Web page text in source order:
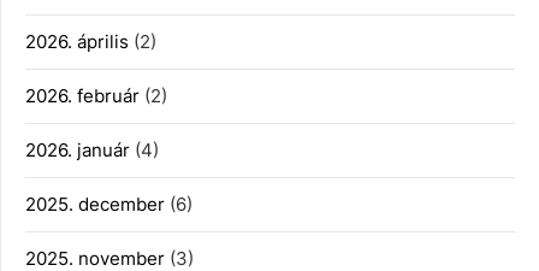
2026. április (2)
2026. február (2)
2026. január (4)
2025. december (6)
2025. november (3)